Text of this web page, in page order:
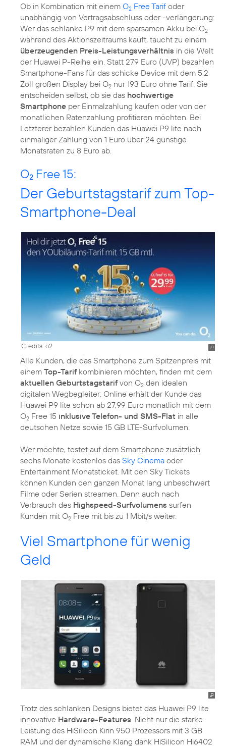
Ob in Kombination mit einem O2 Free Tarif oder
unabhängig von Vertragsabschluss oder -verlängerung:
Wer das schlanke P9 mit dem sparsamen Akku bei O2
während des Aktionszeitraums kauft, taucht zu einem
überzeugenden Preis-Leistungsverhältnis in die Welt
der Huawei P-Reihe ein. Statt 279 Euro (UVP) bezahlen
Smartphone-Fans für das schicke Device mit dem 5,2
Zoll großen Display bei O2 nur 193 Euro ohne Tarif. Sie
entscheiden selbst, ob sie das hochwertige
Smartphone per Einmalzahlung kaufen oder von der
monatlichen Ratenzahlung profitieren möchten. Bei
Letzterer bezahlen Kunden das Huawei P9 lite nach
einmaliger Zahlung von 1 Euro über 24 günstige
Monatsraten zu 8 Euro ab.
O2 Free 15:
Der Geburtstagstarif zum Top-
Smartphone-Deal
Credits: o2
Alle Kunden, die das Smartphone zum Spitzenpreis mit
einem Top-Tarif kombinieren möchten, finden mit dem
aktuellen Geburtstagstarif von O2 den idealen
digitalen Wegbegleiter: Online erhält der Kunde das
Huawei P9 lite schon ab 27,99 Euro monatlich mit dem
O2 Free 15 inklusive Telefon- und SMS-Flat in alle
deutschen Netze sowie 15 GB LTE-Surfvolumen.
Wer möchte, testet auf dem Smartphone zusätzlich
sechs Monate kostenlos das Sky Cinema oder
Entertainment Monatsticket. Mit den Sky Tickets
können Kunden den ganzen Monat lang unbeschwert
Filme oder Serien streamen. Denn auch nach
Verbrauch des Highspeed-Surfvolumens surfen
Kunden mit O2 Free mit bis zu 1 Mbit/s weiter.
Viel Smartphone für wenig
Geld
Trotz des schlanken Designs bietet das Huawei P9 lite
innovative Hardware-Features. Nicht nur die starke
Leistung des HiSilicon Kirin 950 Prozessors mit 3 GB
RAM und der dynamische Klang dank HiSilicon Hi6402